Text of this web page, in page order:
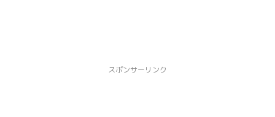
スポンサーリンク